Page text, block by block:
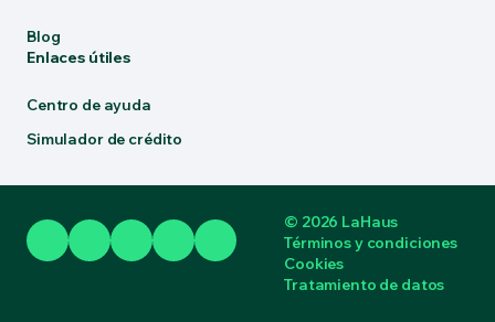
Blog
Enlaces útiles
Centro de ayuda
Simulador de crédito
© 2026 LaHaus
Términos y condiciones
Cookies
Tratamiento de datos